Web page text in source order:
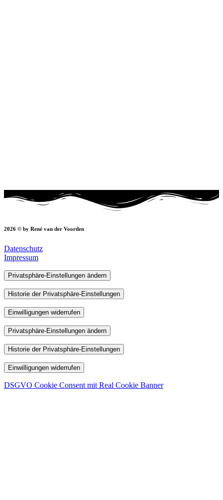
2026 © by René van der Voorden
Datenschutz
Impressum
Privatsphäre-Einstellungen ändern
Historie der Privatsphäre-Einstellungen
Einwilligungen widerrufen
Privatsphäre-Einstellungen ändern
Historie der Privatsphäre-Einstellungen
Einwilligungen widerrufen
DSGVO Cookie Consent mit Real Cookie Banner